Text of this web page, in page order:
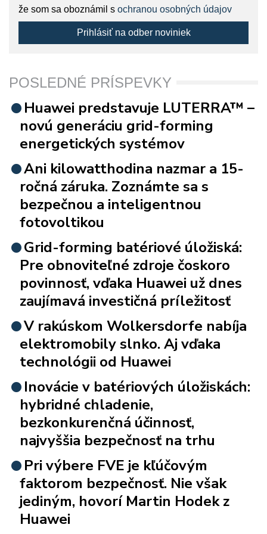
že som sa oboznámil s ochranou osobných údajov
Prihlásiť na odber noviniek
POSLEDNÉ PRÍSPEVKY
Huawei predstavuje LUTERRA™ –
novú generáciu grid-forming
energetických systémov
Ani kilowatthodina nazmar a 15-
ročná záruka. Zoznámte sa s
bezpečnou a inteligentnou
fotovoltikou
Grid-forming batériové úložiská:
Pre obnoviteľné zdroje čoskoro
povinnosť, vďaka Huawei už dnes
zaujímavá investičná príležitosť
V rakúskom Wolkersdorfe nabíja
elektromobily slnko. Aj vďaka
technológii od Huawei
Inovácie v batériových úložiskách:
hybridné chladenie,
bezkonkurenčná účinnosť,
najvyššia bezpečnosť na trhu
Pri výbere FVE je kľúčovým
faktorom bezpečnosť. Nie však
jediným, hovorí Martin Hodek z
Huawei